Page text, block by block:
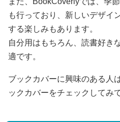
も行っており、新しいデザイ
する楽しみもあります。
自分用はもちろん、読書好き
適です。
ブックカバーに興味のある人
ックカバーをチェックしてみ